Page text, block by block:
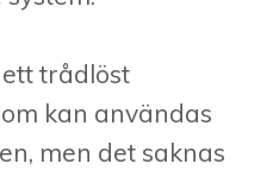
trådlöst
kan användas
men det saknas